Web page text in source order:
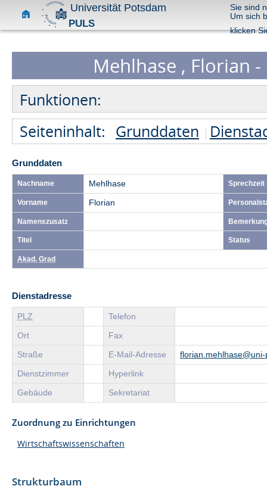
Universität Potsdam
PULS
Sie sind
Um sich
klicken
Mehlhase , Florian
Funktionen:
Seiteninhalt: Grunddaten
Grunddaten
Nachname Mehlhase Sprechzeit
Vorname Florian
Namenszusatz
Titel Status
Akad. Grad
Dienstadresse
PLZ Telefon
Ort Fax
Straße E-Mail-Adresse
Dienstzimmer Hyperlink
Gebäude Sekretariat
Zuordnung zu Einrichtungen
Wirtschaftswissenschaften
Strukturbaum